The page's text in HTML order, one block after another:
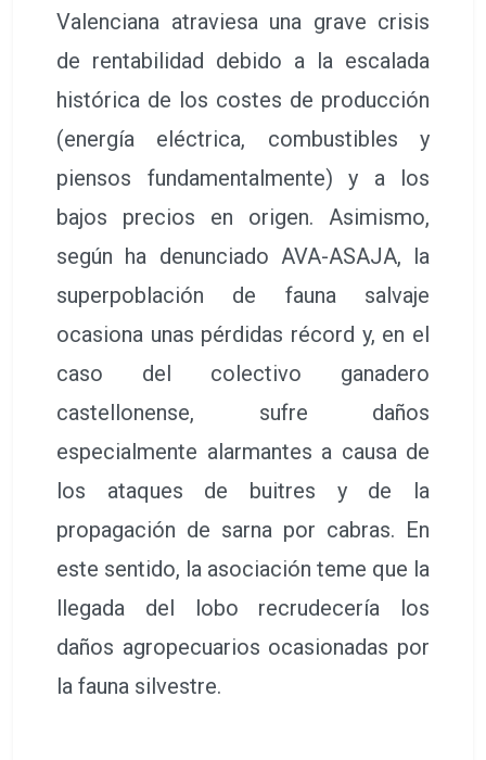
Valenciana atraviesa una grave crisis
de rentabilidad debido a la escalada
histórica de los costes de producción
(energía eléctrica, combustibles y
piensos fundamentalmente) y a los
bajos precios en origen. Asimismo,
según ha denunciado AVA-ASAJA, la
superpoblación de fauna salvaje
ocasiona unas pérdidas récord y, en el
caso del colectivo ganadero
castellonense, sufre daños
especialmente alarmantes a causa de
los ataques de buitres y de la
propagación de sarna por cabras. En
este sentido, la asociación teme que la
llegada del lobo recrudecería los
daños agropecuarios ocasionadas por
la fauna silvestre.